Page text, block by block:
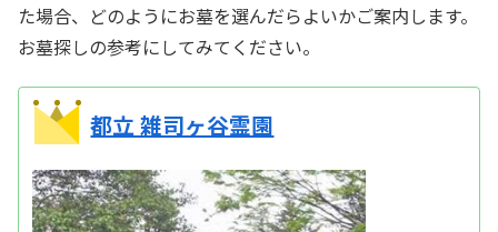
た場合、どのようにお墓を選んだらよいかご案内します。
お墓探しの参考にしてみてください。
都立 雑司ヶ谷霊園